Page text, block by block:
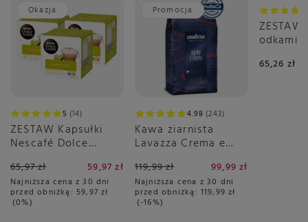
Okazja
5 14
ZESTAW Kapsułki
Nescafé Dolce
3x16 sztuk
65,97 zł 59,97 zł
Najniższa cena z 30 dni
przed obniżką: 59,97 zł
0%
Promocja
4.98 243
Kawa ziarnista
Lavazza Crema e
119,99 zł 99,99 zł
Najniższa cena z 30 dni
przed obniżką: 119,99 zł
-16%
65,26 zł